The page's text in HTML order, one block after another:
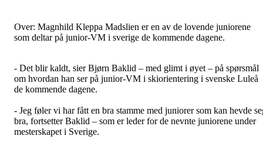
Over: Magnhild Kleppa Madslien er en av de lovende juniorene
som deltar på junior-VM i sverige de kommende dagene.
- Det blir kaldt, sier Bjørn Baklid – med glimt i øyet – på spørsmål
om hvordan han ser på junior-VM i skiorientering i svenske Luleå
de kommende dagene.
- Jeg føler vi har fått en bra stamme med juniorer som kan hevde
bra, fortsetter Baklid – som er leder for de nevnte juniorene under
mesterskapet i Sverige.